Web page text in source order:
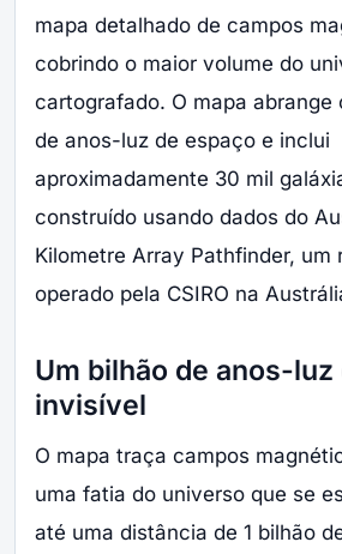
mapa detalhado de campos
cobrindo o maior volume do
cartografado. O mapa abrange
de anos-luz de espaço e inclui
aproximadamente 30 mil
construído usando dados do
Kilometre Array Pathfinder, um
operado pela CSIRO na
Um bilhão de anos-luz
invisível
O mapa traça campos
uma fatia do universo que se
até uma distância de 1 bilhão